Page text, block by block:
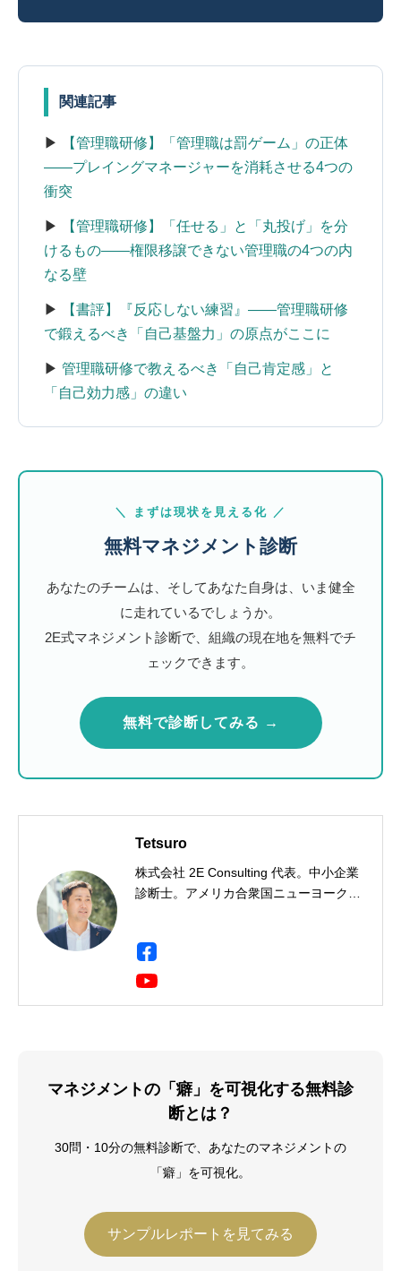
関連記事
▶
【管理職研修】「管理職は罰ゲーム」の正体
――プレイングマネージャーを消耗させる4つの
衝突
▶
【管理職研修】「任せる」と「丸投げ」を分
けるもの――権限移譲できない管理職の4つの内
なる壁
▶
【書評】『反応しない練習』――管理職研修
で鍛えるべき「自己基盤力」の原点がここに
▶ 管理職研修で教えるべき「自己肯定感」と
「自己効力感」の違い
＼ まずは現状を見える化 ／
無料マネジメント診断
あなたのチームは、そしてあなた自身は、いま健全
に走れているでしょうか。
2E式マネジメント診断で、組織の現在地を無料でチ
ェックできます。
無料で診断してみる →
Tetsuro
株式会社 2E Consulting 代表。中小企業
診断士。アメリカ合衆国ニューヨーク州
グ・事業開発・投資事業に携わり、イン
ド・ドイツ・シンガポールに9年間駐
える。Harvard Business School
Program for Leadership Development
修了（2019年）。その後、独立し、中小
企業診断士として数多くの企業経営の現
マネジメントの「癖」を可視化する無料診
断とは？
30問・10分の無料診断で、あなたのマネジメントの
「癖」を可視化。
サンプルレポートを見てみる